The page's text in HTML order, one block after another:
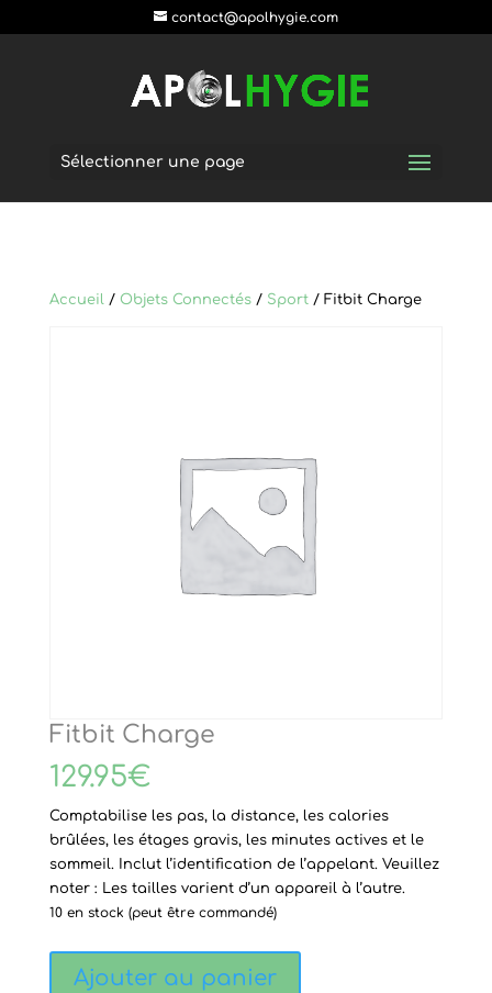
contact@apolhygie.com
Sélectionner une page
Accueil/ Objets Connectés/ Sport/ Fitbit Charge
Fitbit Charge
129.95€
Comptabilise les pas, la distance, les calories
brûlées, les étages gravis, les minutes actives et le
sommeil. Inclut l’identification de l’appelant. Veuillez
noter: Les tailles varient d’un appareil à l’autre.
10 en stock (peut être commandé)
Ajouter au panier